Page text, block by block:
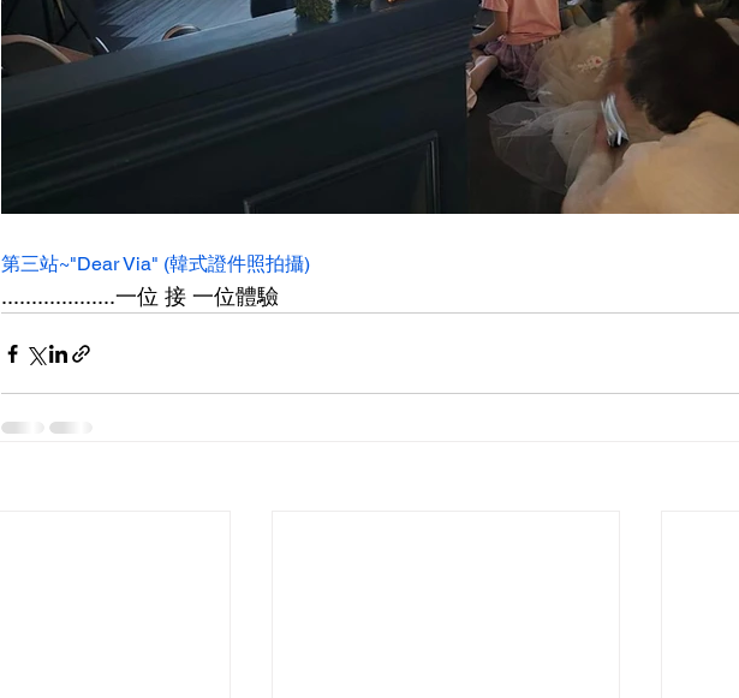
第三站~"Dear Via" (韓式證件照拍攝)
...................一位 接 一位體驗